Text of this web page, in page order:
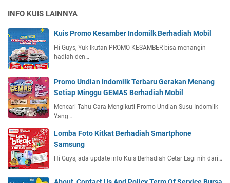
INFO KUIS LAINNYA
Kuis Promo Kesamber Indomilk Berhadiah Mobil
Hi Guys, Yuk Ikutan PROMO KESAMBER bisa menangin
hadiah den…
Promo Undian Indomilk Terbaru Gerakan Menang
Setiap Minggu GEMAS Berhadiah Mobil
Mencari Tahu Cara Mengikuti Promo Undian Susu Indomilk
Yang…
Lomba Foto Kitkat Berhadiah Smartphone
Samsung
Hi Guys, ada update info Kuis Berhadiah Cetar Lagi nih dari…